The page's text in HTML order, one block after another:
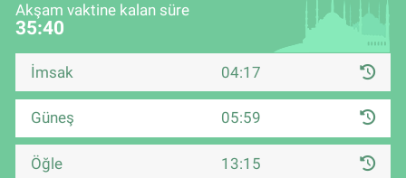
Akşam vaktine kalan süre
35:39
İmsak 04:17
Güneş 05:59
Öğle 13:15